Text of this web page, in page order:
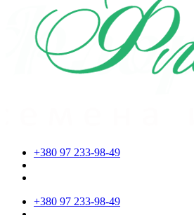
+380 97 233-98-49
+380 97 233-98-49